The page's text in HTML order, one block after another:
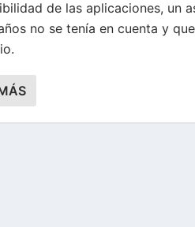
de las aplicaciones, un
no se tenía en cuenta y